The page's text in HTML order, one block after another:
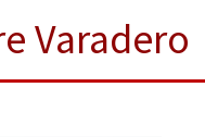
Varadero